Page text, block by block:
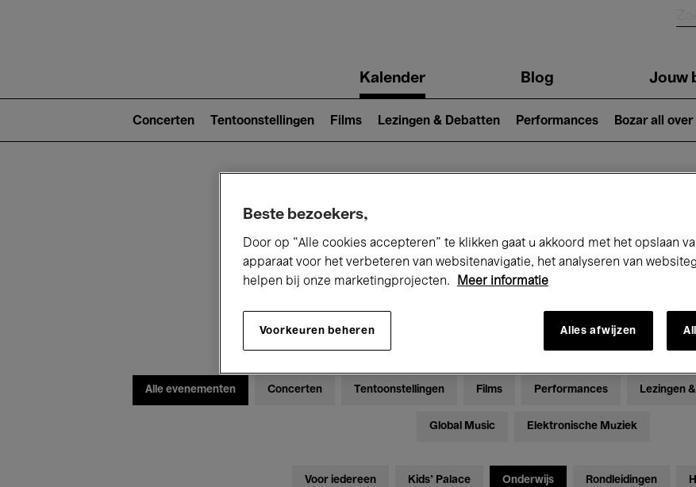
navigationKalender Blog Jouw
2)
Concerten Tentoonstellingen Films Lezingen & Debatten Performances Bozar all
Alle evenementen Concerten Tentoonstellingen Films Performances Lezingen
Global Music Elektronische Muziek
Voor iedereen Kids’ Palace Onderwijs Rondleidingen
Beste bezoekers,
Door op “Alle cookies accepteren” te klikken gaat u akkoord met het opslaan
apparaat voor het verbeteren van websitenavigatie, het analyseren van
helpen bij onze marketingprojecten.
Meer informatie
Voorkeuren beheren Alles afwijzen